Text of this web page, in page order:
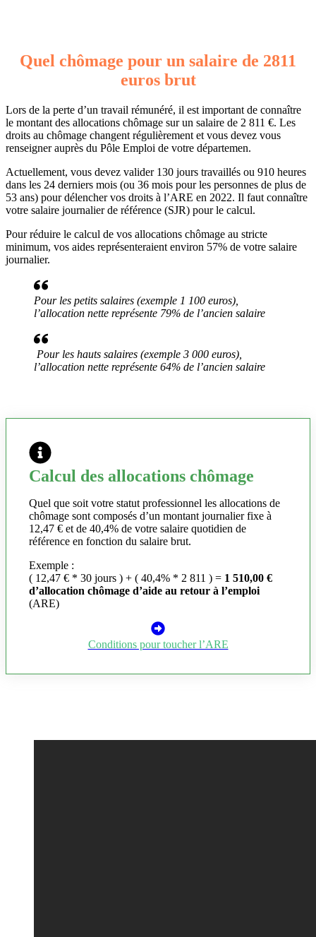
Quel chômage pour un salaire de 2811
euros brut
Lors de la perte d’un travail rémunéré, il est important de connaître
le montant des allocations chômage sur un salaire de 2 811 €. Les
droits au chômage changent régulièrement et vous devez vous
renseigner auprès du Pôle Emploi de votre départemen.
Actuellement, vous devez valider 130 jours travaillés ou 910 heures
dans les 24 derniers mois (ou 36 mois pour les personnes de plus de
53 ans) pour délencher vos droits à l’ARE en 2022. Il faut connaître
votre salaire journalier de référence (SJR) pour le calcul.
Pour réduire le calcul de vos allocations chômage au stricte
minimum, vos aides représenteraient environ 57% de votre salaire
journalier.
Pour les petits salaires (exemple 1 100 euros),
l’allocation nette représente 79% de l’ancien salaire
Pour les hauts salaires (exemple 3 000 euros),
l’allocation nette représente 64% de l’ancien salaire
Calcul des allocations chômage
Quel que soit votre statut professionnel les allocations de
chômage sont composés d’un montant journalier fixe à
12,47 € et de 40,4% de votre salaire quotidien de
référence en fonction du salaire brut.
Exemple :
( 12,47 € * 30 jours ) + ( 40,4% * 2 811 ) = 1 510,00 €
d’allocation chômage d’aide au retour à l’emploi
(ARE)
Conditions pour toucher l’ARE